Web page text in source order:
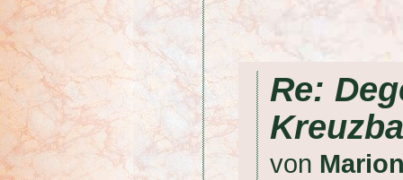
Re:
von